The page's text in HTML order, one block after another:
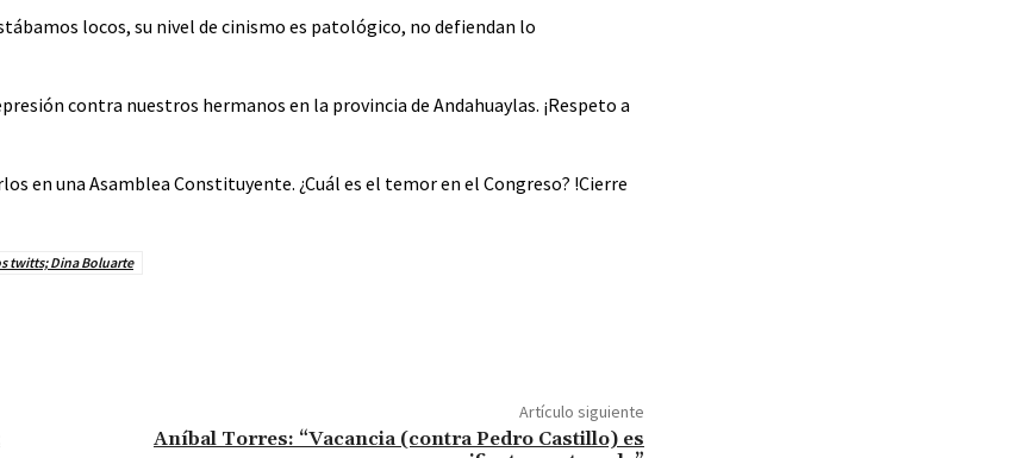
locos, su nivel de cinismo es patológico, no defiendan lo
contra nuestros hermanos en la provincia de Andahuaylas. ¡Respeto a
en una Asamblea Constituyente. ¿Cuál es el temor en el Congreso? !Cierre
twitts; Dina Boluarte
Artículo siguiente
Aníbal Torres: “Vacancia (contra Pedro Castillo) es